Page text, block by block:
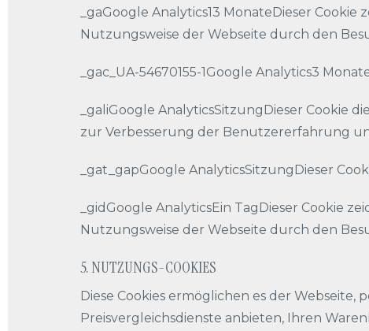
_gaGoogle Analytics13 MonateDieser
Nutzungsweise der Webseite durch den
_gac_UA-54670155-1Google Analytics3
_galiGoogle AnalyticsSitzungDieser
zur Verbesserung der Benutzererfahrung
_gat_gapGoogle AnalyticsSitzungDieser
_gidGoogle AnalyticsEin TagDieser Cookie
Nutzungsweise der Webseite durch den
5. NUTZUNGS-COOKIES
Diese Cookies ermöglichen es der Webseite,
Preisvergleichsdienste anbieten, Ihren